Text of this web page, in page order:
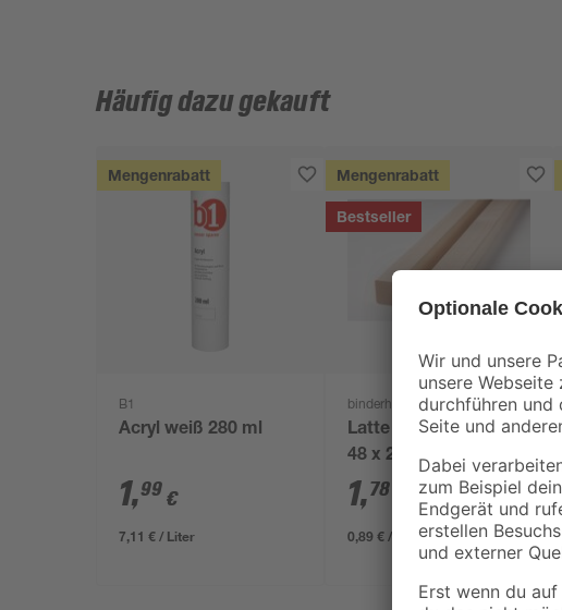
Häufig dazu gekauft
Mengenrabatt
B1
Acryl weiß 280 ml
1,99 €
7,11 € / Liter
Mengenrabatt
Bestseller
binderholz
Latte sägerau 2000 x
48 x 24 mm
1,78
0,89 € / Meter